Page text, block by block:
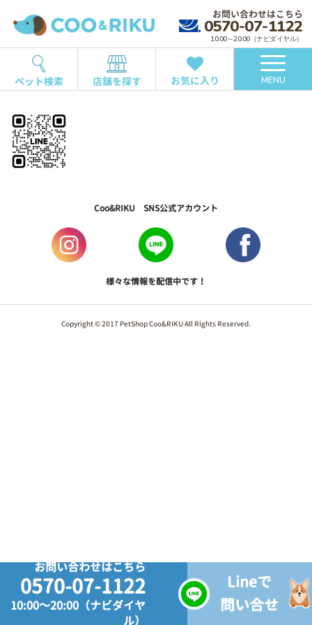
お問い合わせはこちら
0570-07-1122
10:00～20:00（ナビダイヤル）
ペット検索 店舗を探す お気に入り MENU
お問い合わせはこちら
0570-07-1122
10:00～20:00（ナビダイヤ
ル）
Lineで
問い合せ
Coo&RIKU SNS公式アカウント
様々な情報を配信中です！
Copyright © 2017 PetShop Coo&RIKU All Rights Reserved.